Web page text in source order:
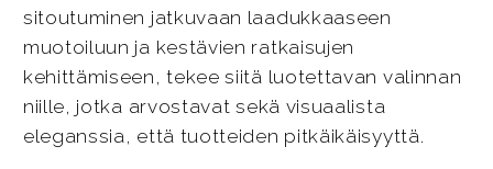
sitoutuminen jatkuvaan laadukkaaseen
muotoiluun ja kestävien ratkaisujen
kehittämiseen, tekee siitä luotettavan valinnan
niille, jotka arvostavat sekä visuaalista
eleganssia, että tuotteiden pitkäikäisyyttä.